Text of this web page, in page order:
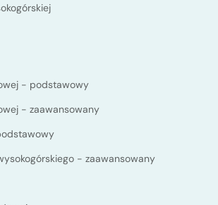
- podstawowy
- zaawansowany
- zaawansowany